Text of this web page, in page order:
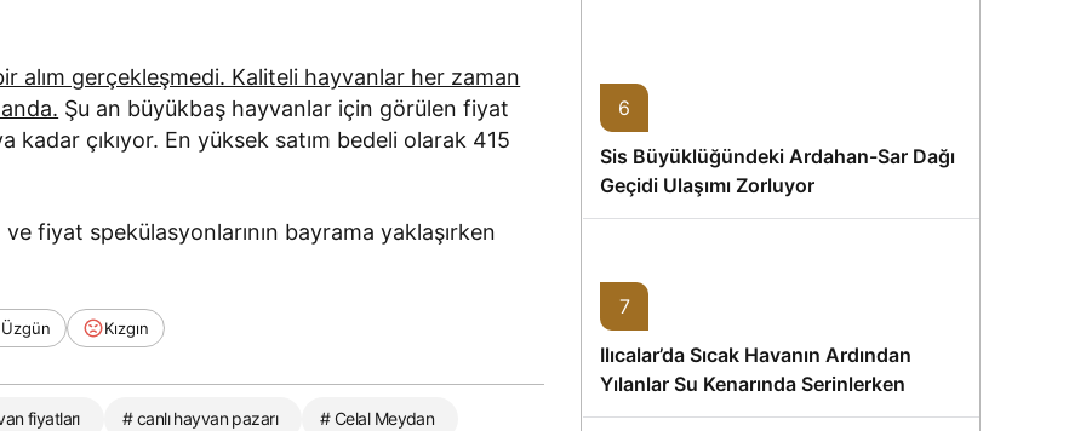
alım gerçekleşmedi. Kaliteli hayvanlar her zaman
Şu an büyükbaş hayvanlar için görülen fiyat
kadar çıkıyor. En yüksek satım bedeli olarak 415
fiyat spekülasyonlarının bayrama yaklaşırken
Üzgün Kızgın
fiyatları # canlı hayvan pazarı # Celal Meydan
6
Sis Büyüklüğündeki Ardahan-Sar Dağı
Geçidi Ulaşımı Zorluyor
7
Ilıcalar’da Sıcak Havanın Ardından
Yılanlar Su Kenarında Serinlerken
Görüntülendi